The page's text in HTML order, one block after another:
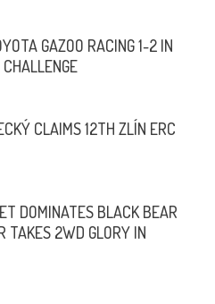
GAZOO RACING 1-2 IN
CLAIMS 12TH ZLÍN ERC
DOMINATES BLACK BEAR
TAKES 2WD GLORY IN